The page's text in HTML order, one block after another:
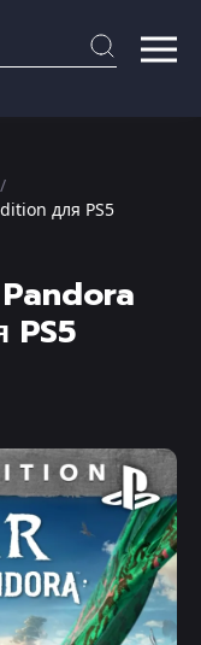
для PS5